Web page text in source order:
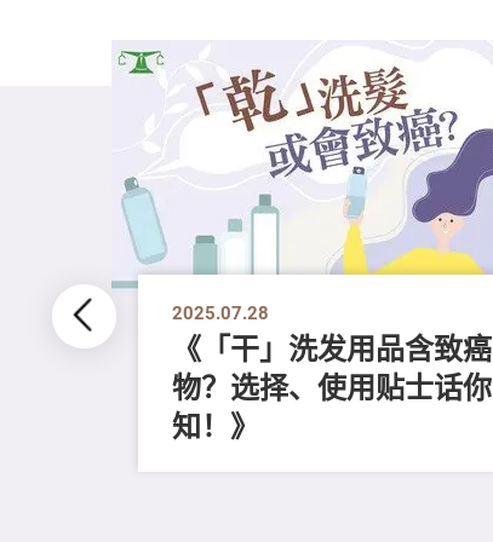
2025.07.28
《「干」洗发用品含致癌
物？选择、使用贴士话你
知！》